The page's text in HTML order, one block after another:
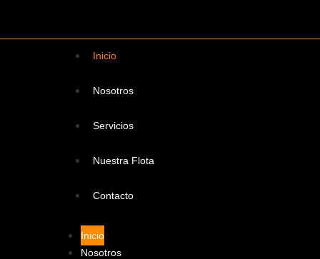
Inicio
Nosotros
Servicios
Nuestra Flota
Contacto
Inicio
Nosotros